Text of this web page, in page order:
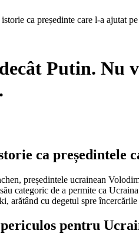
ca președinte care l-a ajutat
Putin. Nu
ca președintele
președintele ucrainean
categoric de a permite ca
arătând cu degetul spre
pentru